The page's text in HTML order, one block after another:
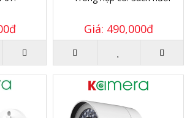
Giá: 490,000đ